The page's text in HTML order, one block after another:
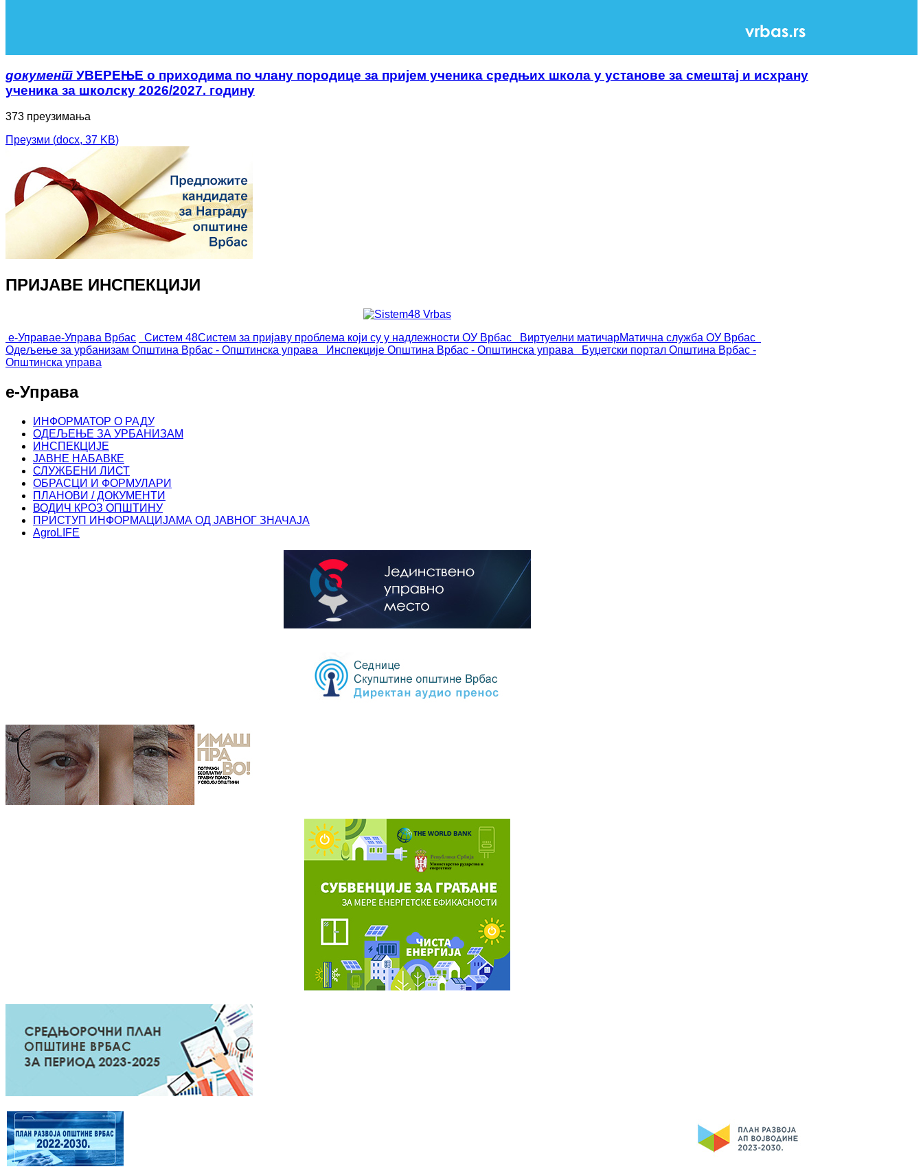
документ УВЕРЕЊЕ о приходима по члану породице за пријем ученика средњих школа у установе за смештај и исхрану
ученика за школску 2026/2027. годину
373 преузимања
Преузми (docx, 37 KB)
ПРИЈАВЕ ИНСПЕКЦИЈИ
е-Управае-Управа Врбас Систем 48Систем за пријаву проблема који су у надлежности ОУ Врбас Виртуелни матичарМатична служба ОУ Врбас
Одељење за урбанизам Општина Врбас - Општинска управа Инспекције Општина Врбас - Општинска управа Буџетски портал Општина Врбас -
Општинска управа
е-Управа
ИНФОРМАТОР О РАДУ
ОДЕЉЕЊЕ ЗА УРБАНИЗАМ
ИНСПЕКЦИЈЕ
ЈАВНЕ НАБАВКЕ
СЛУЖБЕНИ ЛИСТ
ОБРАСЦИ И ФОРМУЛАРИ
ПЛАНОВИ / ДОКУМЕНТИ
ВОДИЧ КРОЗ ОПШТИНУ
ПРИСТУП ИНФОРМАЦИЈАМА ОД ЈАВНОГ ЗНАЧАЈА
AgroLIFE